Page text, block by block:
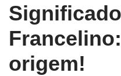
origem!